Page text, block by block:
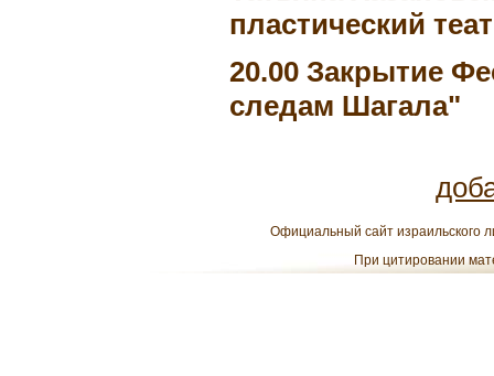
пластический
20.00 Закрытие
следам Шагала"
Официальный сайт израильского
При цитировании